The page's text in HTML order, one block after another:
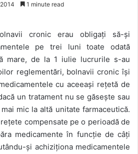
1 minute read
cronic erau obligați să-și
pe trei luni toate odată
mare, de la 1 iulie lucrurile s-au
reglementări, bolnavii cronic își
cu aceeași rețetă de
un tratament nu se găsește sau
mic la altă unitate farmaceutică.
compensate pe o perioadă de
medicamente în funcție de câți
și achiziționa medicamentele